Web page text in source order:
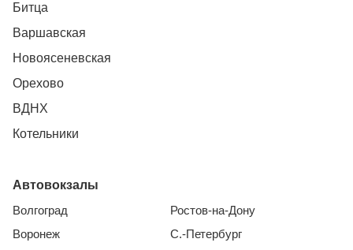
Битца
Варшавская
Новоясеневская
Орехово
ВДНХ
Котельники
Автовокзалы
Волгоград
Воронеж
Ростов-на-Дону
С.-Петербург